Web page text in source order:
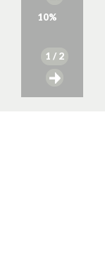
10%
1 / 2